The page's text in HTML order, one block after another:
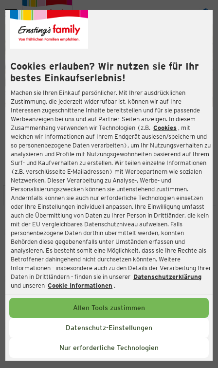
Cookies erlauben? Wir nutzen sie für Ihr
bestes Einkaufserlebnis!
Machen sie Ihren Einkauf persönlicher. Mit Ihrer ausdrücklichen
Zustimmung, die jederzeit widerrufbar ist, können wir auf Ihre
Interessen zugeschnittene Inhalte bereitstellen und für sie passende
Werbeanzeigen bei uns und auf Partner-Seiten anzeigen. In diesem
Zusammenhang verwenden wir Technologien (z.B. Cookies , mit
welchen wir Informationen auf Ihrem Endgerät auslesen/speichern und
so personenbezogene Daten verarbeiten), um Ihr Nutzungsverhalten zu
analysieren und Profile mit Nutzungsgewohnheiten basierend auf Ihrem
Surf- und Kaufverhalten zu erstellen. Wir teilen einzelne Informationen
(z.B. verschlüsselte E-Mailadressen) mit Werbepartnern wie sozialen
Netzwerken. Dieser Verarbeitung zu Analyse-, Werbe- und
Personalisierungszwecken können sie untenstehend zustimmen.
Andernfalls können sie auch nur erforderliche Technologien einsetzen
oder Ihre Einstellungen individuell anpassen. Ihre Einwilligung umfasst
auch die Übermittlung von Daten zu Ihrer Person in Drittländer, die kein
mit der EU vergleichbares Datenschutzniveau aufweisen. Falls
personenbezogene Daten dorthin übermittelt werden, könnten
Behörden diese gegebenenfalls unter Umständen erfassen und
analysieren. Es besteht somit eine Möglichkeit, dass sie Ihre Rechte als
Betroffener dahingehend nicht durchsetzen könnten. Weitere
Informationen - insbesondere auch zu den Details der Verarbeitung Ihrer
Daten in Drittländern - finden sie in unserer Datenschutzerklärung
und unseren Cookie Informationen .
Allen Tools zustimmen
Datenschutz-Einstellungen
Nur erforderliche Technologien
Menü
ERNSTING'S FAMILY FILIALE
Farmstr. 101
64546 Mörfelden-Walldorf
2,7
Bewertung:
STANDORT SERVICES SORTIMENT AKTIONEN
Ernsting's family
Farmstr. 101, 64546 Mörfelden-Walldorf
Aktuell:
Geöffnet
Service Hotline
Montag bis Freitag 8-18 Uhr